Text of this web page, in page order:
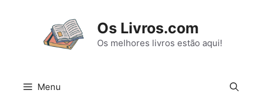
Os Livros.com
Os melhores livros estão aqui!
Menu